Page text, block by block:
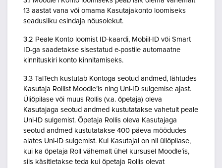
13 aastat vana või omama Kasutajakonto loomiseks
seadusliku esindaja nõusolekut.
3.2 Peale Konto loomist ID-kaardi, Mobiil-ID või Smart
ID-ga saadetakse sisestatud e-postile automaatne
kinnituskiri konto kinnitamiseks.
3.3 TalTech kustutab Kontoga seotud andmed, lähtudes
Kasutaja Rollist Moodle’is ning Uni-ID sulgemise ajast.
Üliõpilase või muus Rollis (v.a. õpetaja) oleva
Kasutajaga seotud andmed kustutatakse vahetult peale
Uni-ID sulgemist. Õpetaja Rollis oleva Kasutajaga
seotud andmed kustutatakse 400 päeva möödudes
alates Uni-ID sulgemist. Kui Kasutajal on nii üliõpilase,
kui ka õpetaja Roll vähemalt ühel kursusel Moodle’is,
siis käsitletakse teda kui õpetaja Rollis olevat